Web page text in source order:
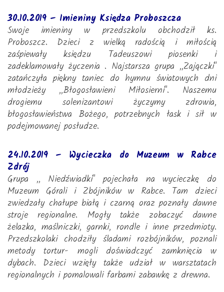
30.10.2019 – Imieniny Księdza Proboszcza
Swoje imieniny w przedszkolu obchodził ks.
Proboszcz. Dzieci z wielką radością i miłością
zaśpiewały księdzu Tadeuszowi piosenki i
zadeklamowały życzenia . Najstarsza grupa ,,Zajączki"
zatańczyła piękny taniec do hymnu światowych dni
młodzieży ,,Błogosławieni Miłosierni". Naszemu
drogiemu solenizantowi życzymy zdrowia,
błogosławieństwa Bożego, potrzebnych łask i sił w
podejmowanej posłudze.
24.10.2019 – Wycieczka do Muzeum w Rabce
Zdrój
Grupa ,, Niedźwiadki" pojechała na wycieczkę do
Muzeum Górali i Zbójników w Rabce. Tam dzieci
zwiedzały chałupe białą i czarną oraz poznały dawne
stroje regionalne. Mogły także zobaczyć dawne
żelazka, maślniczki, garnki, rondle i inne przedmioty.
Przedszkolaki chodziły śladami rozbójników, poznali
metody tortur- mogli doświadczyć zamknięcia w
dybach. Dzieci wzięły także udział w warsztatach
regionalnych i pomalowali farbami zabawkę z drewna.